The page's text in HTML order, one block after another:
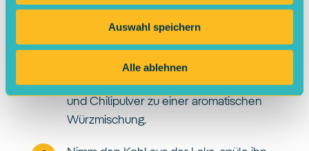
Auswahl speichern
Alle ablehnen
Koche Wasser mit Speisestärke auf, um
eine dicke Lösung zu erhalten.
Vermische diese dann mit dem Gemüse,
Knoblauch, Ingwer, Zucker, Sojasauce
und Chilipulver zu einer aromatischen
Würzmischung.